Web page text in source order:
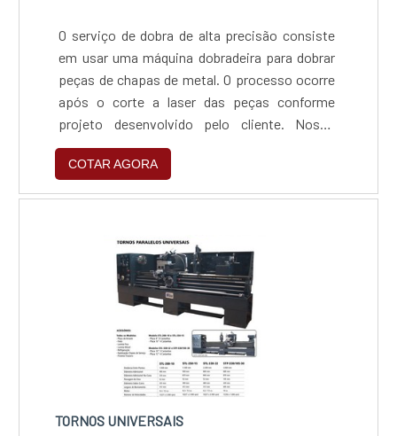
O serviço de dobra de alta precisão consiste
em usar uma máquina dobradeira para dobrar
peças de chapas de metal. O processo ocorre
após o corte a laser das peças conforme
projeto desenvolvido pelo cliente. Nosso
equipamento tem a capacidade de dobrar
peças até 3 metros de comprimento.
COTAR AGORA
TORNOS UNIVERSAIS